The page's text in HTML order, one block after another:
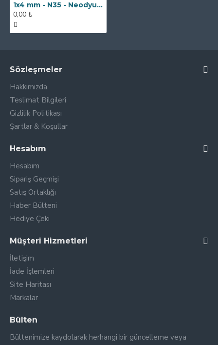
1x4 mm - N35 - Neodyum Mıknatıs
0,00 ₺
Sözleşmeler
Hakkımızda
Teslimat Bilgileri
Gizlilik Politikası
Şartlar & Koşullar
Hesabım
Hesabım
Sipariş Geçmişi
Satış Ortaklığı
Haber Bülteni
Hediye Çeki
Müşteri Hizmetleri
İletişim
İade İşlemleri
Site Haritası
Markalar
Bülten
Bültenimize kaydolarak herhangi bir güncelleme veya